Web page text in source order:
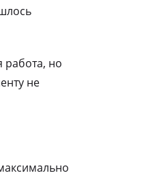
работа, но
не